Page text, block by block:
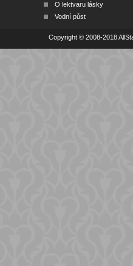
O lektvaru lásky
Vodní půst
Copyright © 2008-2018